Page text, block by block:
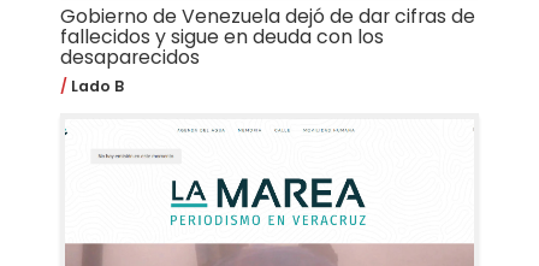
Gobierno de Venezuela dejó de dar cifras de
fallecidos y sigue en deuda con los
desaparecidos
Lado B